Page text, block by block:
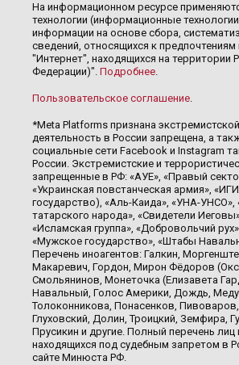
На информационном ресурсе
технологии (информационные
информации на основе сбора,
сведений, относящихся к предпочтениям
"Интернет", находящихся на территории
Федерации)". Подробнее.
Пользовательское соглашение.
*Meta Platforms признана
деятельность в России запрещена, а
социальные сети Facebook и Instagram
России. Экстремистские и
запрещенные в РФ: «АУЕ», «Правый
«Украинская повстанческая армия»,
государство), «Аль-Каида», «УНА-
татарского народа», «Свидетели
«Исламская группа», «Добровольчий
«Мужское государство», «Штабы
Перечень иноагентов: Галкин,
Макаревич, Гордон, Мирон Фёдоров
Смольянинов, Монеточка (Елизавета
Навальный, Голос Америки, Дождь,
Толоконникова, Понасенков,
Глуховский, Долин, Троицкий, Земфира,
Прусикин и другие. Полный перечень лиц
находящихся под судебным запретом в
сайте Минюста РФ.